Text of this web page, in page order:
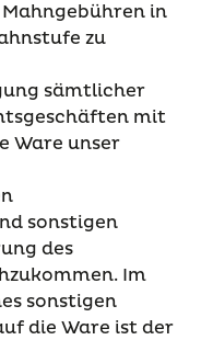
in
zu
sämtlicher
mit
Ware unser
sonstigen
des
Im
sonstigen
die Ware ist der